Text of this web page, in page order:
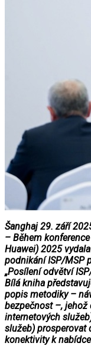
Šanghaj 29. září
– Během
Huawei) 2025
podnikání ISP/MSP
„Posílení odvětví
Bílá kniha
popis metodiky –
bezpečnost –,
internetových
služeb) prosperovat
konektivity k